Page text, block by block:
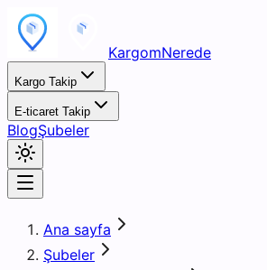
KargomNerede
Kargo Takip
E-ticaret Takip
BlogŞubeler
Ana sayfa
Şubeler